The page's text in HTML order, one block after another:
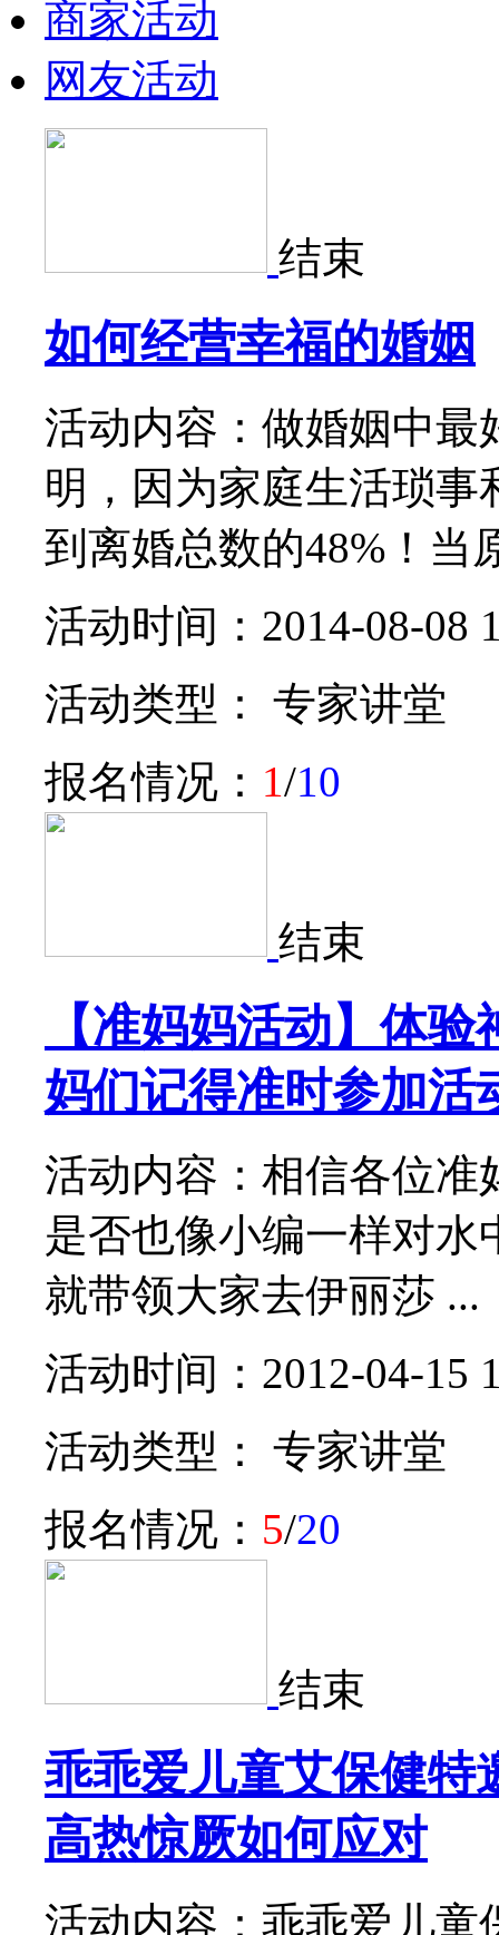
商家活动
网友活动
结束
如何经营幸福的婚姻
活动内容：做婚姻中最
明，因为家庭生活琐
到离婚总数的48%！当
活动时间：2014-08-08
活动类型： 专家讲堂
报名情况： 1/10
结束
【准妈妈活动】体
妈们记得准时参加活
活动内容：相信各位准
是否也像小编一样对
就带领大家去伊丽莎 ...
活动时间：2012-04-15
活动类型： 专家讲堂
报名情况： 5/20
结束
乖乖爱儿童艾保健特
高热惊厥如何应对
活动内容：乖乖爱儿童